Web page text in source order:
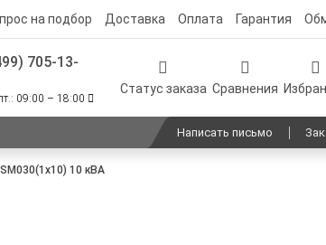
на подбор Доставка Оплата Гарантия
705-13-
09:00 – 18:00
Статус заказа Сравнения
Написать письмо
10 кВА